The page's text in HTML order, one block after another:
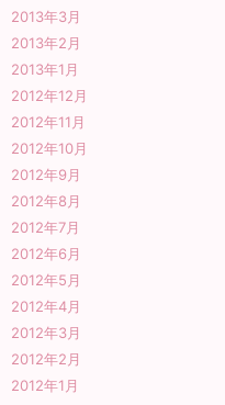
2013年3月
2013年2月
2013年1月
2012年12月
2012年11月
2012年10月
2012年9月
2012年8月
2012年7月
2012年6月
2012年5月
2012年4月
2012年3月
2012年2月
2012年1月